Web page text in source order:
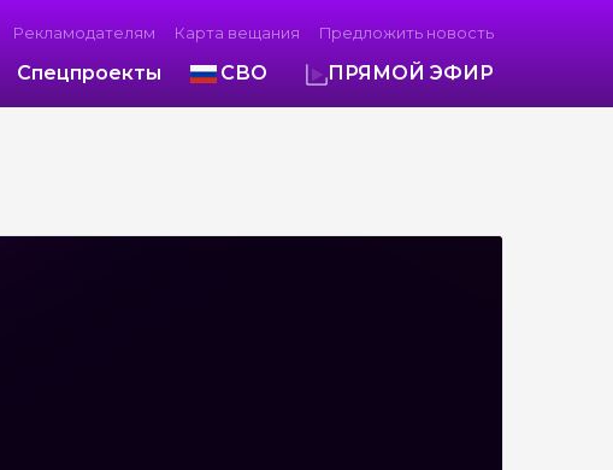
Рекламодателям Карта вещания Предложить новость
Спецпроекты СВО ПРЯМОЙ ЭФИР